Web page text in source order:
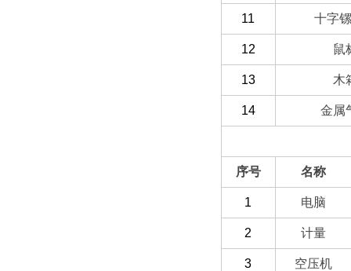
11 十字
12 鼠
13 木
14 金属
序号 名称
1 电脑
2 计量
3 空压机